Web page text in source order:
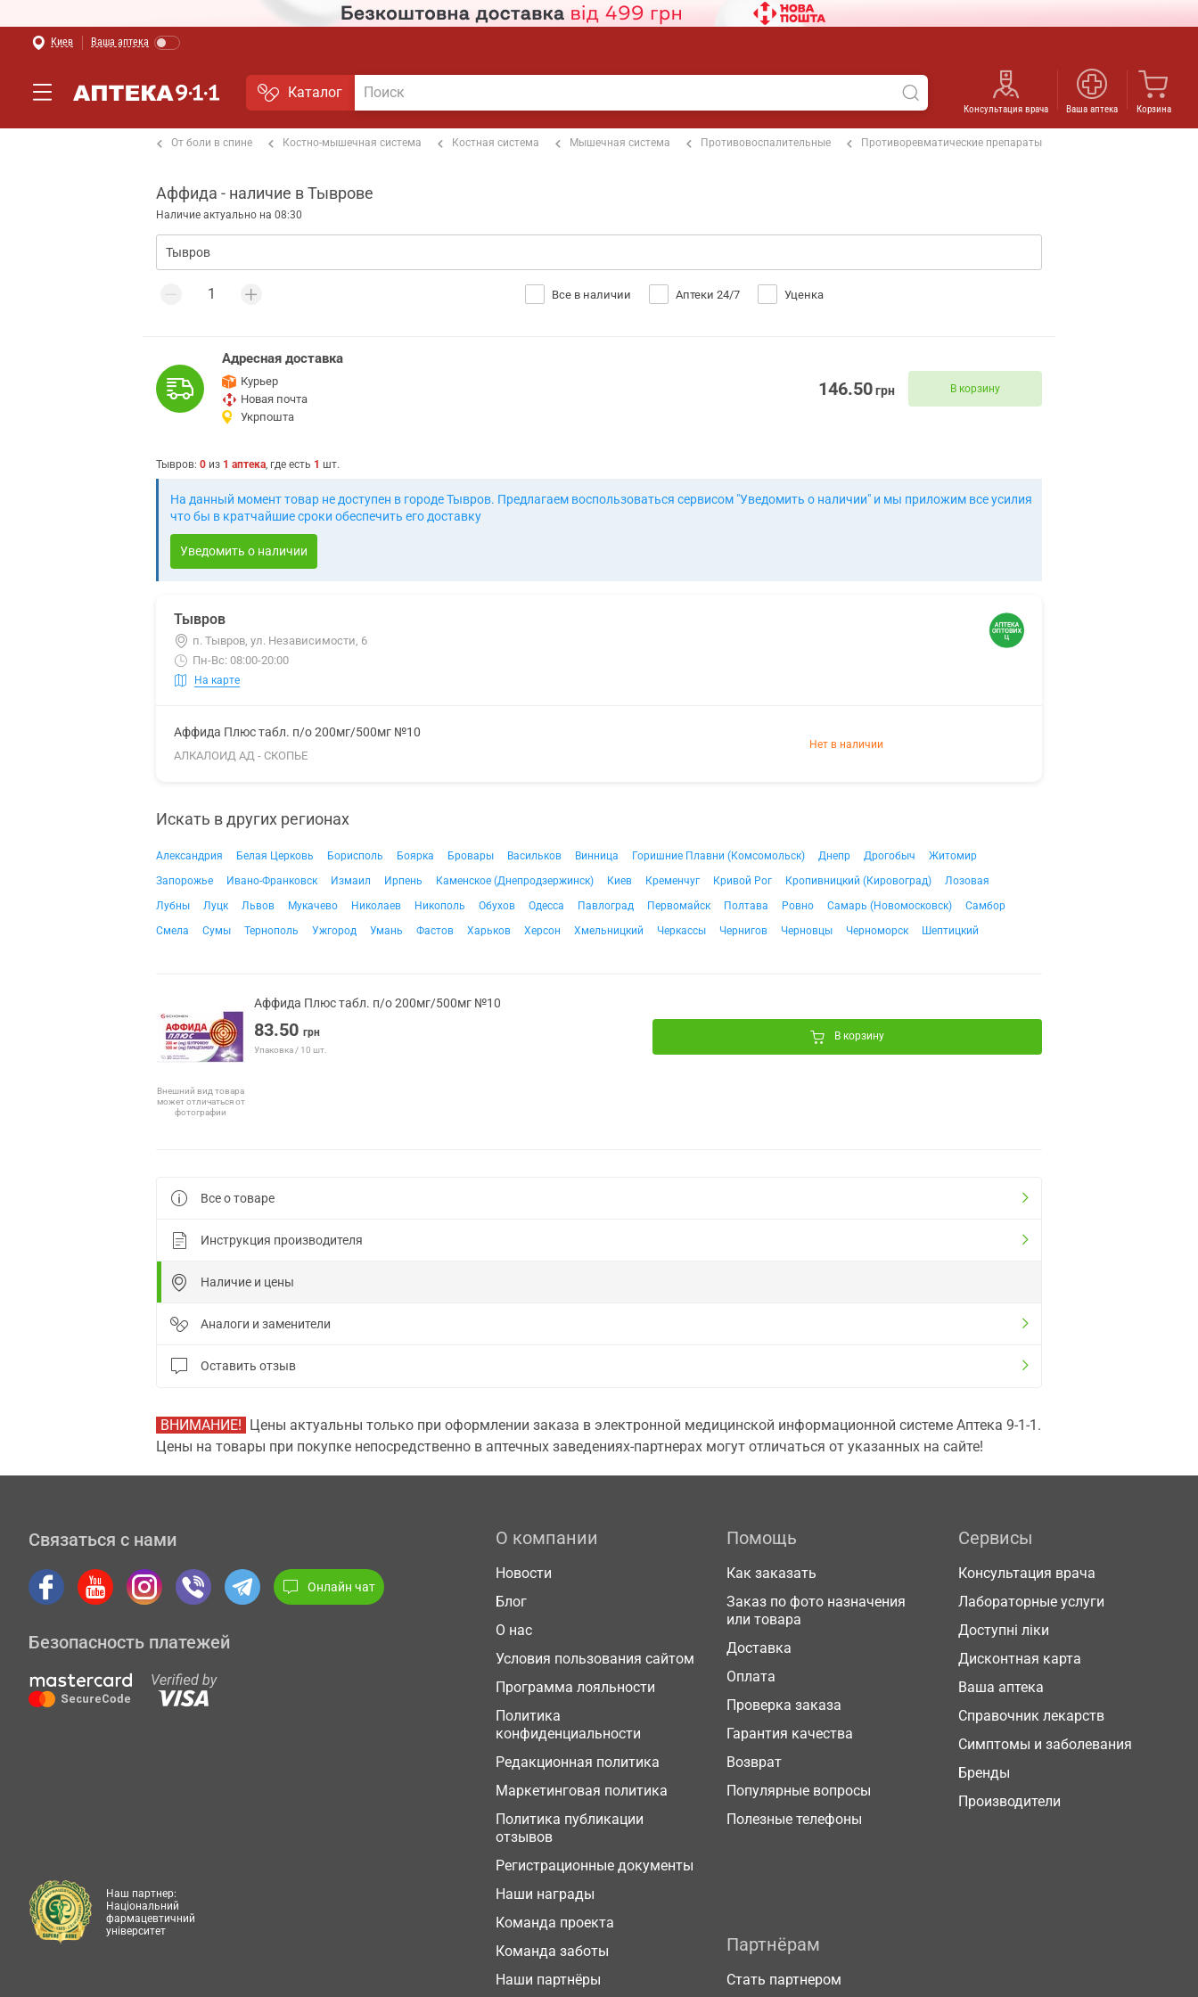
Киев Ваша аптека
Каталог
Консультация врача Ваша аптека Корзина
От боли в спине Костно-мышечная система Костная система Мышечная система Противовоспалительные Противоревматические препараты
Аффида - наличие в Тыврове
Наличие актуально на 08:30
Все в наличии Аптеки 24/7 Уценка
Адресная доставка
Курьер
Новая почта
Укрпошта
146.50грн В корзину
Тывров: 0 из 1 аптека, где есть 1 шт.
На данный момент товар не доступен в городе Тывров. Предлагаем воспользоваться сервисом "Уведомить о наличии" и мы приложим все усилия
что бы в кратчайшие сроки обеспечить его доставку
Уведомить о наличии
Тывров
п. Тывров, ул. Независимости, 6
Пн-Вс: 08:00-20:00
На карте
Аффида Плюс табл. п/о 200мг/500мг №10
АЛКАЛОИД АД - СКОПЬЕ
Нет в наличии
Искать в других регионах
Александрия Белая Церковь Борисполь Боярка Бровары Васильков Винница Горишние Плавни (Комсомольск) Днепр Дрогобыч
Житомир
Запорожье
Ивано-Франковск Измаил Ирпень Каменское (Днепродзержинск) Киев Кременчуг Кривой Рог Кропивницкий (Кировоград)
Лозовая
Лубны
Луцк Львов Мукачево Николаев Никополь Обухов Одесса Павлоград Первомайск Полтава Ровно Самарь (Новомосковск)
Самбор
Смела
Сумы Тернополь Ужгород Умань Фастов Харьков Херсон Хмельницкий Черкассы Чернигов Черновцы Черноморск Шептицкий
Внешний вид товара
может отличаться от
фотографии
Аффида Плюс табл. п/о 200мг/500мг №10
83.50 грн
Упаковка / 10 шт.
В корзину
Все о товаре
Инструкция производителя
Наличие и цены
Аналоги и заменители
Оставить отзыв
ВНИМАНИЕ! Цены актуальны только при оформлении заказа в электронной медицинской информационной системе Аптека 9-1-1.
Цены на товары при покупке непосредственно в аптечных заведениях-партнерах могут отличаться от указанных на сайте!
Связаться с нами
Онлайн чат
Безопасность платежей
О компании
Новости
Блог
О нас
Условия пользования сайтом
Программа лояльности
Политика
конфиденциальности
Редакционная политика
Маркетинговая политика
Политика публикации
отзывов
Регистрационные документы
Наши награды
Команда проекта
Команда заботы
Наши партнёры
Помощь
Как заказать
Заказ по фото назначения
или товара
Доставка
Оплата
Проверка заказа
Гарантия качества
Возврат
Популярные вопросы
Полезные телефоны
Сервисы
Консультация врача
Лабораторные услуги
Доступні ліки
Дисконтная карта
Ваша аптека
Справочник лекарств
Симптомы и заболевания
Бренды
Производители
Партнёрам
Стать партнером
Наш партнер:
Національний
фармацевтичний
університет